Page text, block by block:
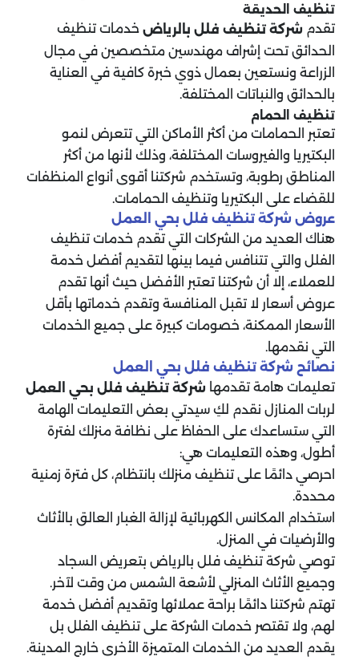
تنظيف الحديقة
تقدم شركة تنظيف فلل بالرياض خدمات تنظيف
الحدائق تحت إشراف مهندسين متخصصين في مجال
الزراعة ونستعين بعمال ذوي خبرة كافية في العناية
بالحدائق والنباتات المختلفة.
تنظيف الحمام
تعتبر الحمامات من أكثر الأماكن التي تتعرض لنمو
البكتيريا والفيروسات المختلفة، وذلك لأنها من أكثر
المناطق رطوبة، وتستخدم شركتنا أقوى أنواع المنظفات
للقضاء على البكتيريا وتنظيف الحمامات.
عروض شركة تنظيف فلل بحي العمل
هناك العديد من الشركات التي تقدم خدمات تنظيف
الفلل والتي تتنافس فيما بينها لتقديم أفضل خدمة
للعملاء، إلا أن شركتنا تعتبر الأفضل حيث أنها تقدم
عروض أسعار لا تقبل المنافسة وتقدم خدماتها بأقل
الأسعار الممكنة، خصومات كبيرة على جميع الخدمات
التي نقدمها.
نصائح شركة تنظيف فلل بحي العمل
تعليمات هامة تقدمها شركة تنظيف فلل بحي العمل
لربات المنازل نقدم لكِ سيدتي بعض التعليمات الهامة
التي ستساعدك على الحفاظ على نظافة منزلك لفترة
أطول، وهذه التعليمات هي:
احرصي دائمًا على تنظيف منزلك بانتظام، كل فترة زمنية
محددة.
استخدام المكانس الكهربائية لإزالة الغبار العالق بالأثاث
والأرضيات في المنزل.
توصي شركة تنظيف فلل بالرياض بتعريض السجاد
وجميع الأثاث المنزلي لأشعة الشمس من وقت لآخر.
تهتم شركتنا دائمًا براحة عملائها وتقديم أفضل خدمة
لهم، ولا تقتصر خدمات الشركة على تنظيف الفلل بل
يقدم العديد من الخدمات المتميزة الأخرى خارج المدينة.